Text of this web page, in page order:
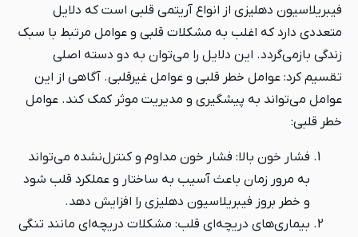
فیبریلاسیون دهلیزی از انواع آریتمی قلبی است که دلایل
متعددی دارد که اغلب به مشکلات قلبی و عوامل مرتبط با سبک
زندگی بازمی‌گردد. این دلایل را می‌توان به دو دسته اصلی
تقسیم کرد: عوامل خطر قلبی و عوامل غیرقلبی. آگاهی از این
عوامل می‌تواند به پیشگیری و مدیریت موثر کمک کند. عوامل
خطر قلبی:
فشار خون بالا: فشار خون مداوم و کنترل‌نشده می‌تواند
به مرور زمان باعث آسیب به ساختار و عملکرد قلب شود
و خطر بروز فیبریلاسیون دهلیزی را افزایش دهد.
بیماری‌های دریچه‌ای قلب: مشکلات دریچه‌ای مانند تنگی